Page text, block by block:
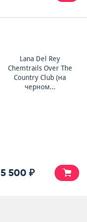
Lana Del Rey
Chemtrails Over The
Country Club (на
черном...
5 500 ₽